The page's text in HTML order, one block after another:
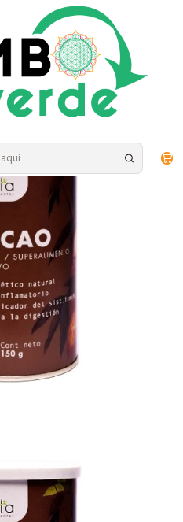
59.990 en la provincia de Santiago
en Polvo